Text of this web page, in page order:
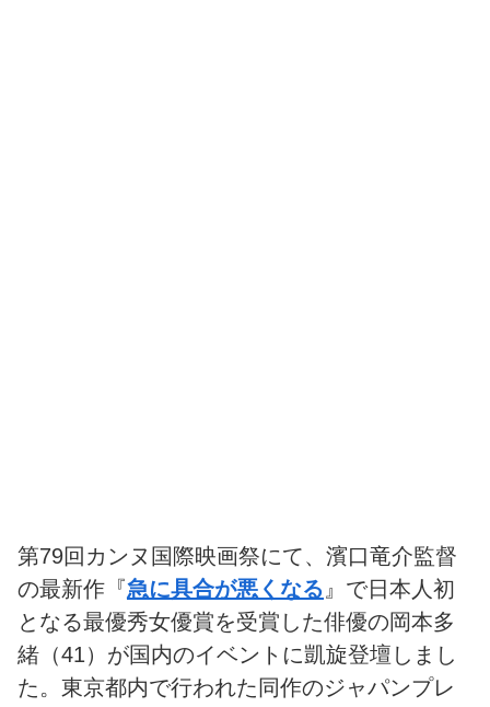
第79回カンヌ国際映画祭にて、濱口竜介監督
の最新作『急に具合が悪くなる 』で日本人初
となる最優秀女優賞を受賞した俳優の岡本多
緒（41）が国内のイベントに凱旋登壇しまし
た。東京都内で行われた同作のジャパンプレ